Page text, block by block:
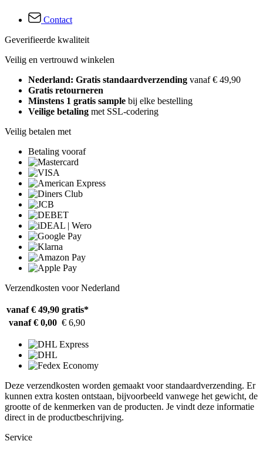
Contact
Geverifieerde kwaliteit
Veilig en vertrouwd winkelen
Nederland: Gratis standaardverzending vanaf € 49,90
Gratis retourneren
Minstens 1 gratis sample bij elke bestelling
Veilige betaling met SSL-codering
Veilig betalen met
Betaling vooraf
Verzendkosten voor Nederland
vanaf € 49,90 gratis*
vanaf € 0,00 € 6,90
Deze verzendkosten worden gemaakt voor standaardverzending. Er
kunnen extra kosten ontstaan, bijvoorbeeld vanwege het gewicht, de
grootte of de kenmerken van de producten. Je vindt deze informatie
direct in de productbeschrijving.
Service